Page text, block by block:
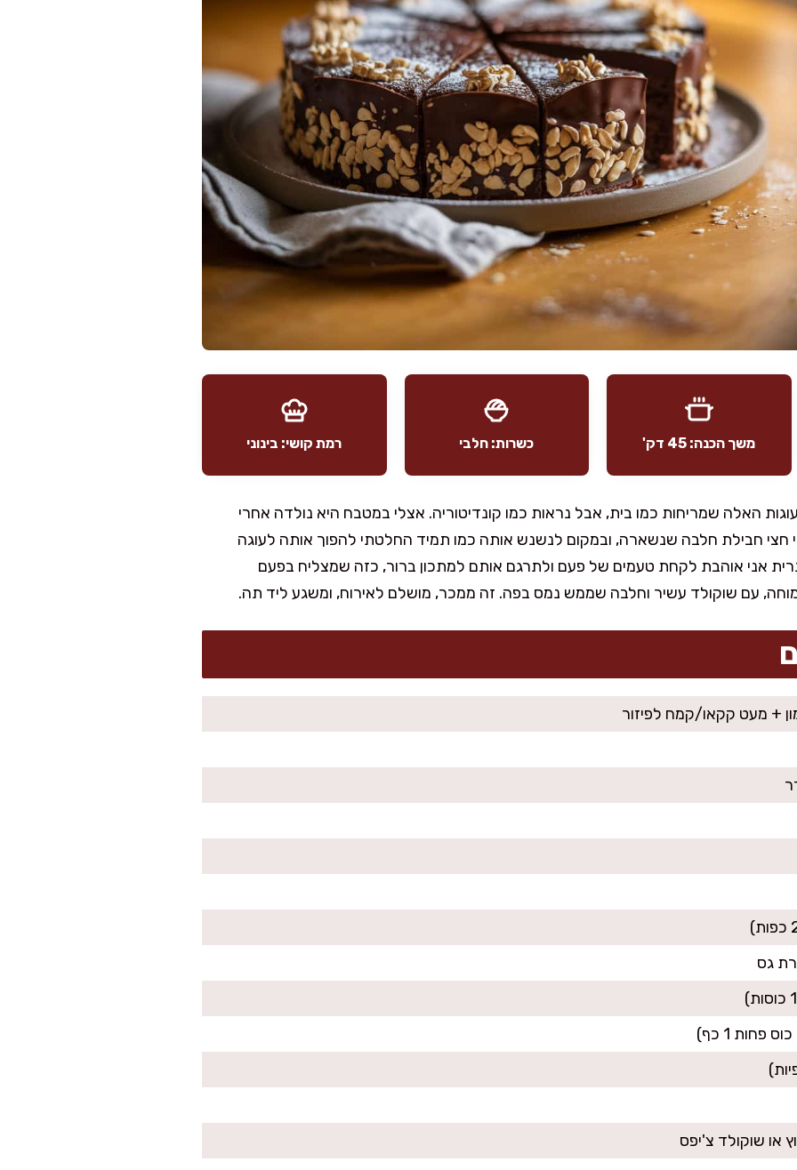
משך הכנה: 45 דק' כשרות: חלבי רמת קושי: בינוני
האלה שמריחות כמו בית, אבל נראות כמו קונדיטוריה. אצלי במטבח היא נולדה אחרי
חצי חבילת חלבה שנשארה, ובמקום לנשנש אותה כמו תמיד החלטתי להפוך אותה לעוגה
אני אוהבת לקחת טעמים של פעם ולתרגם אותם למתכון ברור, כזה שמצליח בפעם
עם שוקולד עשיר וחלבה שממש נמס בפה. זה ממכר, מושלם לאירוח, ומשגע ליד תה.
+ מעט קקאו/קמח לפיזור